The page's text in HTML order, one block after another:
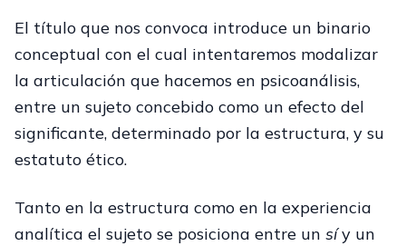
El título que nos convoca introduce un binario
conceptual con el cual intentaremos modalizar
la articulación que hacemos en psicoanálisis,
entre un sujeto concebido como un efecto del
significante, determinado por la estructura, y su
estatuto ético.
Tanto en la estructura como en la experiencia
analítica el sujeto se posiciona entre un síy un